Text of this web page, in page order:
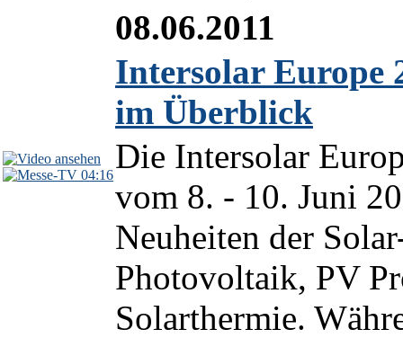
04:16
08.06.2011
Intersolar Europe
im Überblick
Die Intersolar
vom 8. - 10. Juni
Neuheiten der
Photovoltaik, PV
Solarthermie.